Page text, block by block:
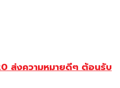
ส่งความหมายดีๆ ต้อนรับ